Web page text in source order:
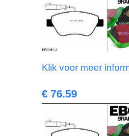
Klik voor meer
€ 76.59